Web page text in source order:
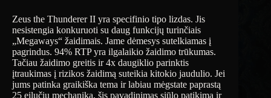
Zeus the Thunderer II yra specifinio tipo lizdas. Jis
nesistengia konkuruoti su daug funkcijų turinčiais
„Megaways“ žaidimais. Jame dėmesys sutelkiamas į
pagrindus. 94% RTP yra ilgalaikio žaidimo trūkumas.
Tačiau žaidimo greitis ir 4x daugiklio parinktis
įtraukimas į rizikos žaidimą suteikia kitokio jaudulio. Jei
jums patinka graikiška tema ir labiau mėgstate paprastą
25 eilučių mechaniką, šis pavadinimas siūlo patikimą ir